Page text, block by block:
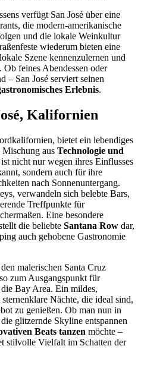
verfügt San José über eine
die modern-amerikanische
und die lokale Weinkultur
wiederum bieten eine
Szene kennenzulernen und
feines Abendessen oder
– San José serviert seinen
Erlebnis.
Kalifornien
bietet ein lebendiges
Mischung aus Technologie und
nicht nur wegen ihres Einflusses
sondern auch für ihre
nach Sonnenuntergang.
verwandeln sich belebte Bars,
Treffpunkte für
Eine besondere
die beliebte Santana Row dar,
auch gehobene Gastronomie
malerischen Santa Cruz
zum Ausgangspunkt für
Bay Area. Ein mildes,
Nächte, die ideal sind,
zu genießen. Ob man nun in
glitzernde Skyline entspannen
Beats tanzen möchte –
stilvolle Vielfalt im Schatten der